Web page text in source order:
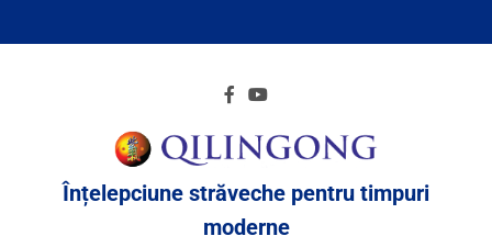
Înțelepciune străveche pentru timpuri
moderne